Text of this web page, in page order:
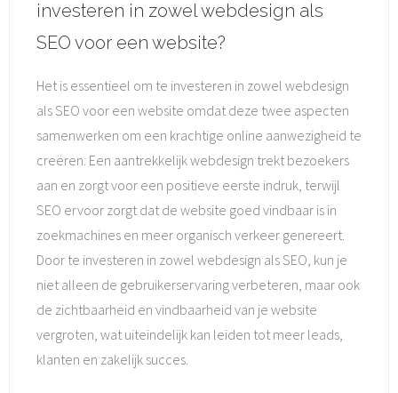
investeren in zowel webdesign als
SEO voor een website?
Het is essentieel om te investeren in zowel webdesign
als SEO voor een website omdat deze twee aspecten
samenwerken om een ​​krachtige online aanwezigheid te
creëren. Een aantrekkelijk webdesign trekt bezoekers
aan en zorgt voor een positieve eerste indruk, terwijl
SEO ervoor zorgt dat de website goed vindbaar is in
zoekmachines en meer organisch verkeer genereert.
Door te investeren in zowel webdesign als SEO, kun je
niet alleen de gebruikerservaring verbeteren, maar ook
de zichtbaarheid en vindbaarheid van je website
vergroten, wat uiteindelijk kan leiden tot meer leads,
klanten en zakelijk succes.